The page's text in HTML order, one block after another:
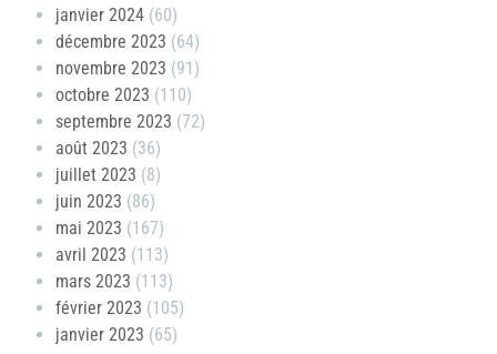
janvier 2024 (60)
décembre 2023 (64)
novembre 2023 (91)
octobre 2023 (110)
septembre 2023 (72)
août 2023 (36)
juillet 2023 (8)
juin 2023 (86)
mai 2023 (167)
avril 2023 (113)
mars 2023 (113)
février 2023 (105)
janvier 2023 (65)